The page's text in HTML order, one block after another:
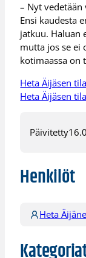
– Nyt
Ensi kaudesta
jatkuu. Haluan
mutta jos se ei
kotimaassa on
Heta Äijäsen
Heta Äijäsen
Päivitetty
Henkilöt
Heta